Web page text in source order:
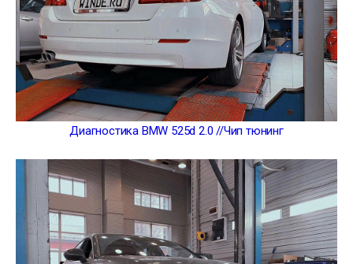
Диагностика BMW 525d 2.0 //Чип тюнинг